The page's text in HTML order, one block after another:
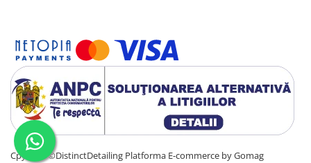
Cpyright ©DistinctDetailing Platforma E-commerce by Gomag